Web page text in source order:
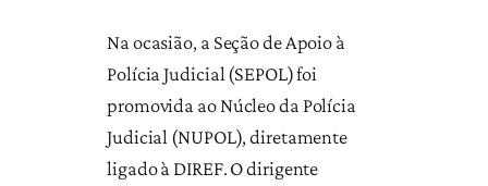
Na ocasião, a Seção de Apoio à
Polícia Judicial (SEPOL) foi
promovida ao Núcleo da Polícia
Judicial (NUPOL), diretamente
ligado à DIREF. O dirigente